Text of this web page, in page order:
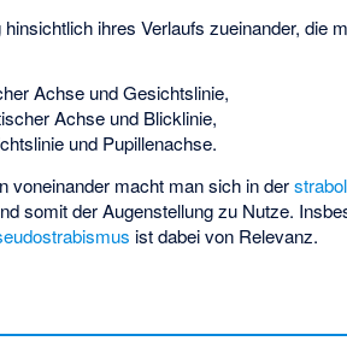
ihres Verlaufs zueinander, die
Achse und Gesichtslinie,
Achse und Blicklinie,
und Pupillenachse.
voneinander macht man sich in der
somit der Augenstellung zu Nutze.
ist dabei von Relevanz.